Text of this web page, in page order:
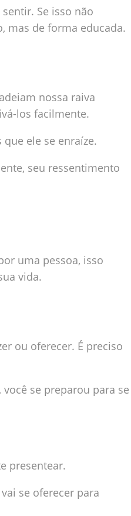
Se isso não
mas de forma educada.
nossa raiva
los facilmente.
ele se enraíze.
seu ressentimento
uma pessoa, isso
vida.
ou oferecer. É preciso
se preparou para se
presentear.
se oferecer para